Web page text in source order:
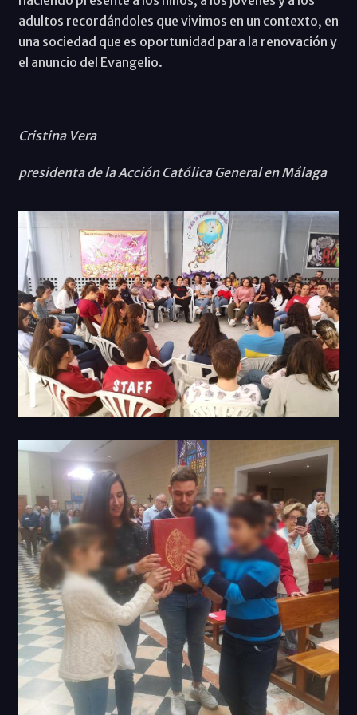
adultos recordándoles que vivimos en un contexto, en
una sociedad que es oportunidad para la renovación y
el anuncio del Evangelio.
Cristina Vera
presidenta de la Acción Católica General en Málaga